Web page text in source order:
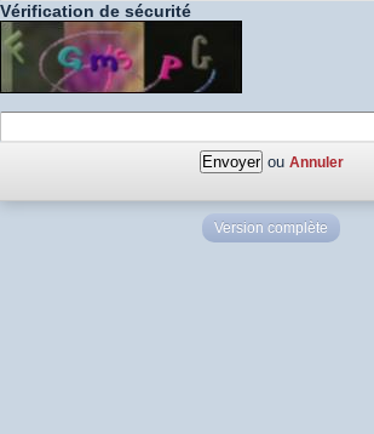
Vérification de sécurité
ou Annuler
Version complète